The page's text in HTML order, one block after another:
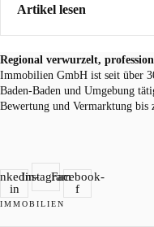
Artikel lesen
Regional verwurzelt,
Immobilien GmbH ist seit über
Baden-Baden und Umgebung
Bewertung und Vermarktung
in
InstagramFacebook-
f
IMMOBILIEN